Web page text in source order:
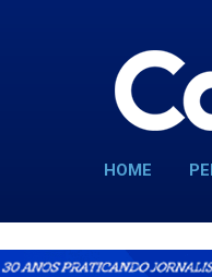
HOME